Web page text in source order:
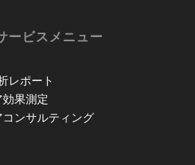
ービスメニュー
レポート
果測定
ンサルティング